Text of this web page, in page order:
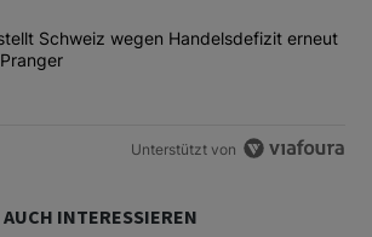
dem Titel "Trump stellt Schweiz wegen
Schweiz wegen Handelsdefizit erneut
Unterstützt von
INTERESSIEREN